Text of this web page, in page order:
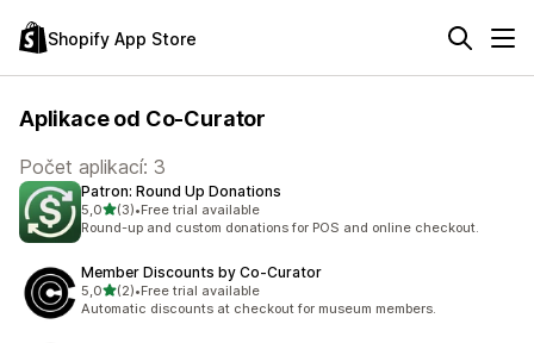
Shopify App Store
Aplikace od Co-Curator
Počet aplikací: 3
Patron: Round Up Donations
5,0z 5 hvězd
(3)
Celkový počet recenzí: 3
•Free trial available
Round-up and custom donations for POS and online checkout.
Member Discounts by Co‑Curator
5,0z 5 hvězd
(2)
Celkový počet recenzí: 2
•Free trial available
Automatic discounts at checkout for museum members.